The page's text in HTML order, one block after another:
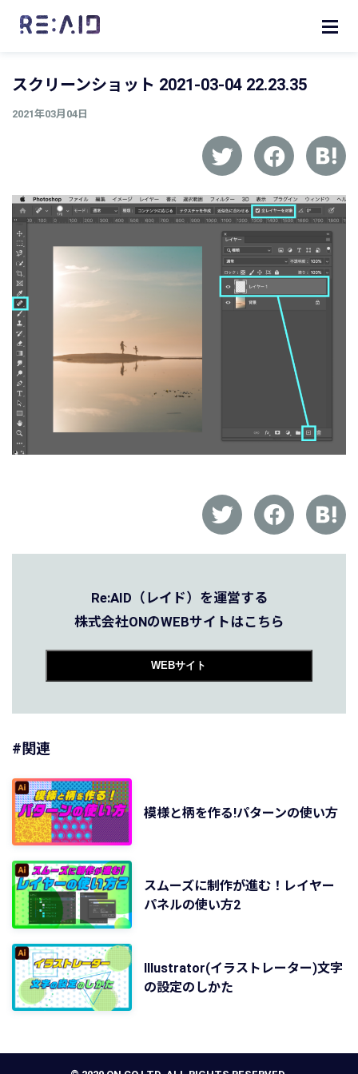
スクリーンショット 2021-03-04 22.23.35
2021年03月04日
Re:AID（レイド）を運営する
株式会社ONのWEBサイトはこちら
WEBサイト
#関連
模様と柄を作る!パターンの使い方
スムーズに制作が進む！レイヤー
パネルの使い方2
Illustrator(イラストレーター)文字
の設定のしかた